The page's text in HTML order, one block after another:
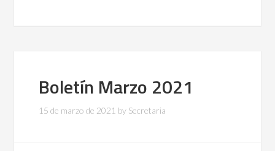
Boletín Marzo 2021
15 de marzo de 2021 by Secretaria